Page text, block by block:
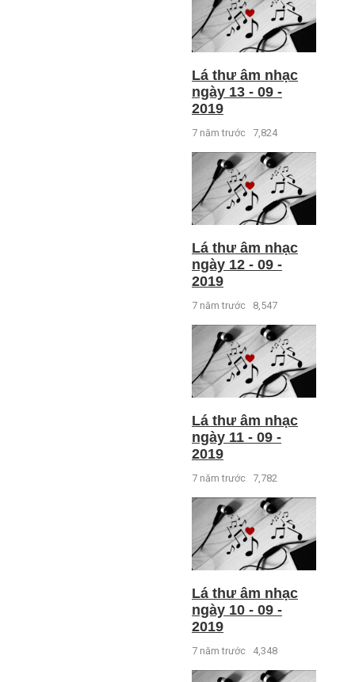
Lá thư âm nhạc
ngày 13 - 09 -
2019
7 năm trước 7,824
Lá thư âm nhạc
ngày 12 - 09 -
2019
7 năm trước 8,547
Lá thư âm nhạc
ngày 11 - 09 -
2019
7 năm trước 7,782
Lá thư âm nhạc
ngày 10 - 09 -
2019
7 năm trước 4,348